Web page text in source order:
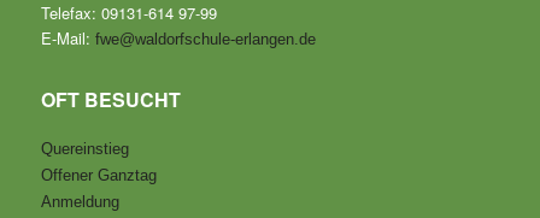
Telefax: 09131-614 97-99
E-Mail: fwe@waldorfschule-erlangen.de
OFT BESUCHT
Quereinstieg
Offener Ganztag
Anmeldung